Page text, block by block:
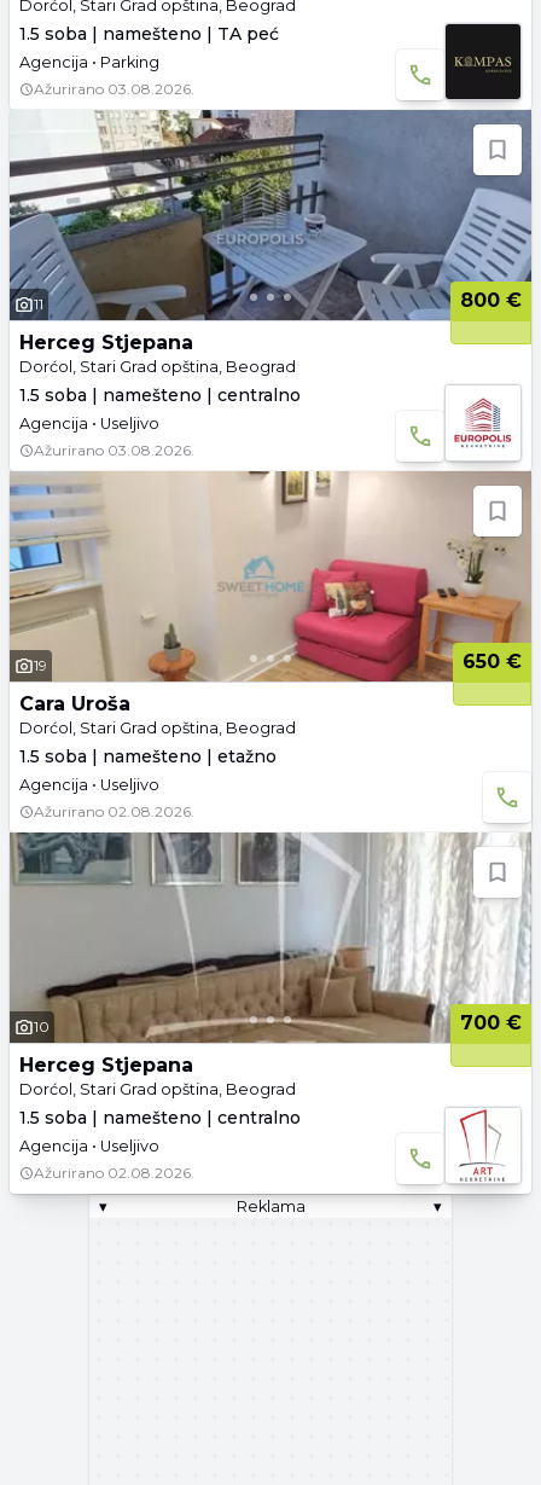
Dorćol, Stari Grad opština, Beograd
1.5 soba | namešteno | TA peć
Agencija • Parking
Ažurirano 03.08.2026.
11
800 €
Herceg Stjepana
Dorćol, Stari Grad opština, Beograd
1.5 soba | namešteno | centralno
Agencija • Useljivo
Ažurirano 03.08.2026.
19
650 €
Cara Uroša
Dorćol, Stari Grad opština, Beograd
1.5 soba | namešteno | etažno
Agencija • Useljivo
Ažurirano 02.08.2026.
10
700 €
Herceg Stjepana
Dorćol, Stari Grad opština, Beograd
1.5 soba | namešteno | centralno
Agencija • Useljivo
Ažurirano 02.08.2026.
▾
Reklama ▾